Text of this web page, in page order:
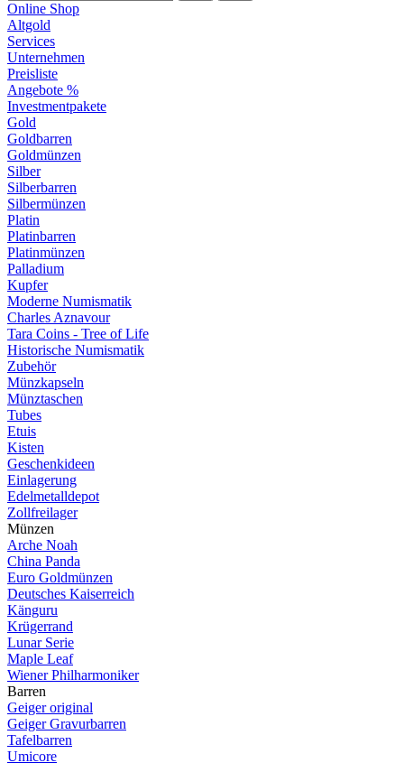
Online Shop
Altgold
Services
Unternehmen
Preisliste
Angebote %
Investmentpakete
Gold
Goldbarren
Goldmünzen
Silber
Silberbarren
Silbermünzen
Platin
Platinbarren
Platinmünzen
Palladium
Kupfer
Moderne Numismatik
Charles Aznavour
Tara Coins - Tree of Life
Historische Numismatik
Zubehör
Münzkapseln
Münztaschen
Tubes
Etuis
Kisten
Geschenkideen
Einlagerung
Edelmetalldepot
Zollfreilager
Münzen
Arche Noah
China Panda
Euro Goldmünzen
Deutsches Kaiserreich
Känguru
Krügerrand
Lunar Serie
Maple Leaf
Wiener Philharmoniker
Barren
Geiger original
Geiger Gravurbarren
Tafelbarren
Umicore